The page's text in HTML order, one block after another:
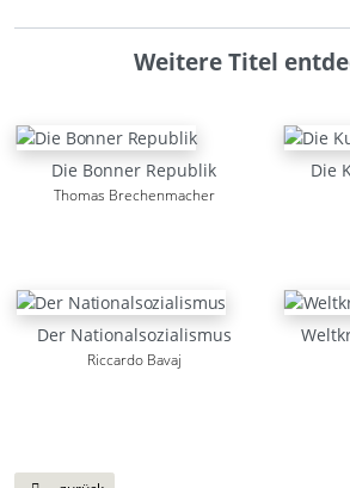
Weitere Titel
Die Bonner Republik
Thomas Brechenmacher
Die
Der Nationalsozialismus
Riccardo Bavaj